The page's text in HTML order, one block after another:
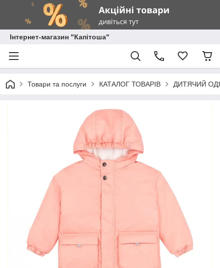
Інтернет-магазин "Капітоша"
Товари та послуги КАТАЛОГ ТОВАРІВ ДИТЯЧИЙ